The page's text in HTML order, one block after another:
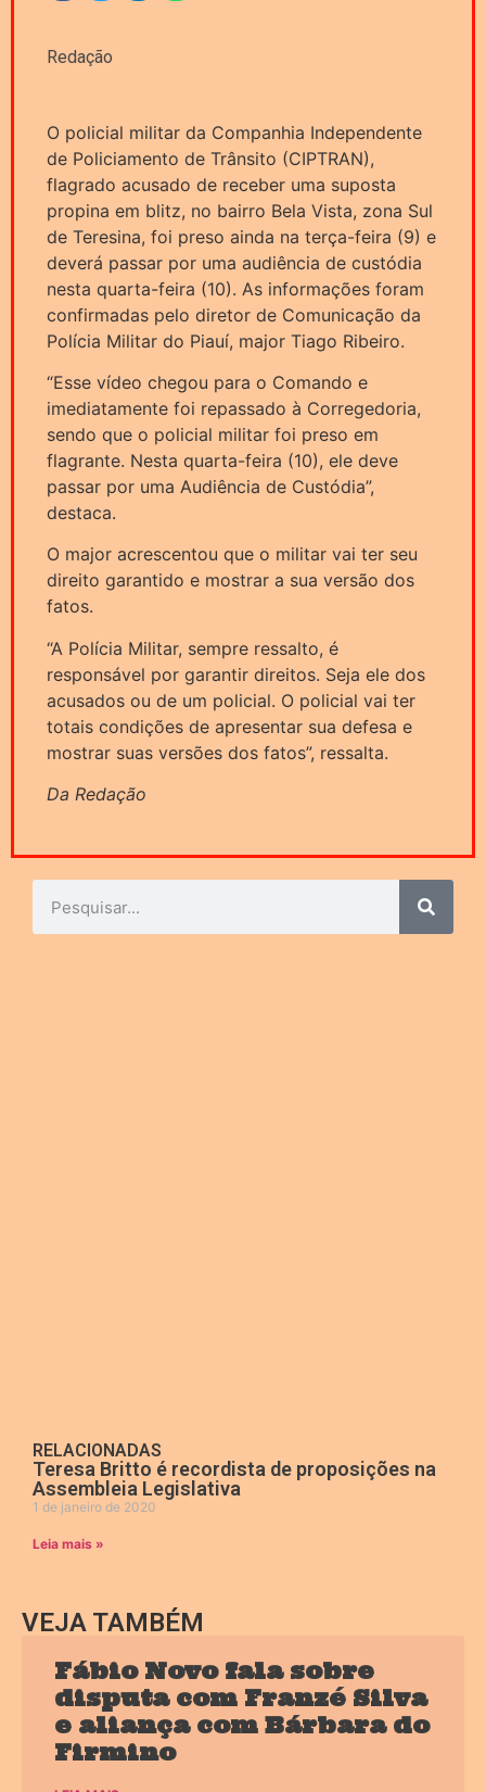
Redação
O policial militar da Companhia Independente
de Policiamento de Trânsito (CIPTRAN),
flagrado acusado de receber uma suposta
propina em blitz, no bairro Bela Vista, zona Sul
de Teresina, foi preso ainda na terça-feira (9) e
deverá passar por uma audiência de custódia
nesta quarta-feira (10). As informações foram
confirmadas pelo diretor de Comunicação da
Polícia Militar do Piauí, major Tiago Ribeiro.
“Esse vídeo chegou para o Comando e
imediatamente foi repassado à Corregedoria,
sendo que o policial militar foi preso em
flagrante. Nesta quarta-feira (10), ele deve
passar por uma Audiência de Custódia”,
destaca.
O major acrescentou que o militar vai ter seu
direito garantido e mostrar a sua versão dos
fatos.
“A Polícia Militar, sempre ressalto, é
responsável por garantir direitos. Seja ele dos
acusados ou de um policial. O policial vai ter
totais condições de apresentar sua defesa e
mostrar suas versões dos fatos”, ressalta.
Da Redação
RELACIONADAS
Teresa Britto é recordista de proposições na
Assembleia Legislativa
1 de janeiro de 2020
Leia mais »
VEJA TAMBÉM
Fábio Novo fala sobre
disputa com Franzé Silva
e aliança com Bárbara do
Firmino